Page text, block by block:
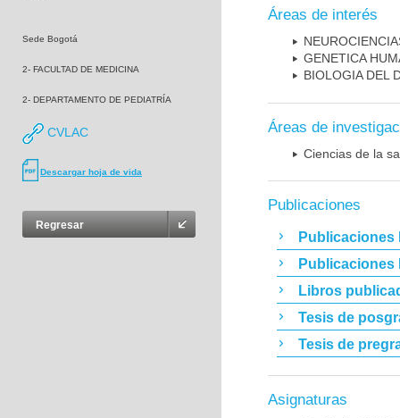
Sede Bogotá
2- FACULTAD DE MEDICINA
2- DEPARTAMENTO DE PEDIATRÍA
CVLAC
Descargar hoja de vida
Regresar
Áreas de interés
GENETICA
BIOLOGIA DEL
Áreas de
Ciencias de la
Publicaciones
Publicaciones
Publicaciones
Libros
Tesis de
Tesis de
Asignaturas